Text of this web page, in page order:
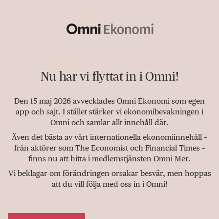
Nu har vi flyttat in i Omni!
Den 15 maj 2026 avvecklades Omni Ekonomi som egen
app och sajt. I stället stärker vi ekonomibevakningen i
Omni och samlar allt innehåll där.
Även det bästa av vårt internationella ekonomiinnehåll –
från aktörer som The Economist och Financial Times –
finns nu att hitta i medlemstjänsten Omni Mer.
Vi beklagar om förändringen orsakar besvär, men hoppas
att du vill följa med oss in i Omni!